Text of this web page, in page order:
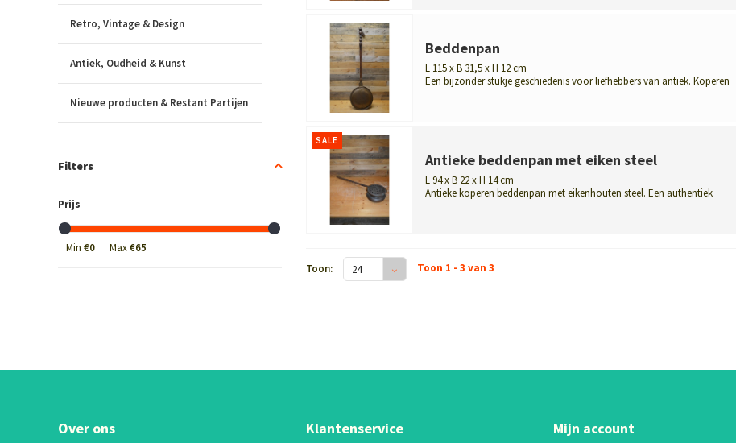
Retro, Vintage & Design
Antiek, Oudheid & Kunst
Nieuwe producten & Restant Partijen
Filters
Prijs
Min €0 Max€65
Beddenpan
L 115 x B 31,5 x H 12 cm
Een bijzonder stukje geschiedenis voor liefhebbers van antiek. Koperen
SALE
Antieke beddenpan met eiken steel
L 94 x B 22 x H 14 cm
Antieke koperen beddenpan met eikenhouten steel. Een authentiek
Toon: 24 Toon 1 - 3 van 3
Over ons Klantenservice Mijn account